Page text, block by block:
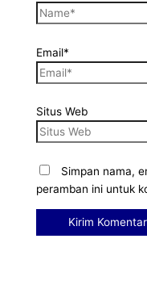
Email*
Situs Web
Simpan nama,
peramban ini untuk